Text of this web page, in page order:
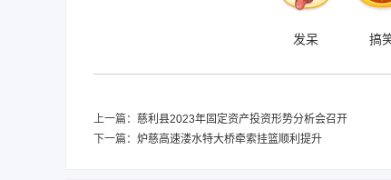
发呆 搞
上一篇： 慈利县2023年固定资产投资形势分析会召开
下一篇： ​炉慈高速溇水特大桥牵索挂篮顺利提升